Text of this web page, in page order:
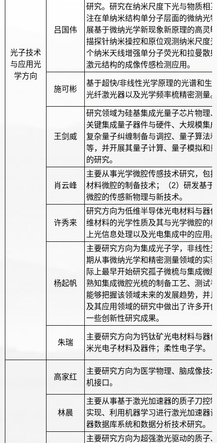
光子技术
与应用光
学方向
吕国伟
研究。研究在纳米尺度下光与物质相
注在单纳米结构单分子层面的微纳光
展基于微纳光学新现象新原理的高灵
描探针纳米操控和原位观测纳米尺度
个纳米天线增强单分子荧光和拉曼散
激元结构的成像传感检测应用。
施可彬
基于超快/非线性光学原理的光谱和生
光纤激光器以及光学频率梳精密测量
王剑威
研究领域为硅基集成光量子芯片物理
关键集成量子器件与硬件、大规模集
复杂量子纠缠制备与调控、量子算法
等，并开展其量子计算、量子模拟和
的研究。
肖云峰
主要从事光学微腔传感技术研究，包
材料微腔的制备技术；（2）研发基
微腔的传感新物理与新技术。
许秀来
研究方向为低维半导体光电材料与器
维材料的光学性质及其与光学微腔的
上光信息处理以及光电集成中的应用
杨起帆
主要研究方向为集成光子学，非线性
期从事微纳光学和精密测量领域的实
际上最早开始研究孤子微梳与集成微
熟知集成微腔光梳的制备工艺、测试
能够把握该领域未来的发展趋势，并
及其应用领域的研究中做出了许多开
一些创新性研究成果。
朱瑞
主要研究方向为钙钛矿光电材料与器
米光电子材料及器件；柔性电子学。
高家红
主要研究方向为医学物理、脑成像技
机接口。
林晨
主要从事基于激光加速器的质子刀控
实现、利用机器学习进行激光加速器
器数据库系统和数据分析技术研究。
主要研究方向为超强激光驱动的质子